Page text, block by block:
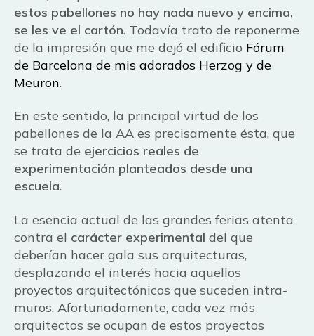
estos pabellones no hay nada nuevo y encima,
se les ve el cartón. Todavía trato de reponerme
de la impresión que me dejó el edificio Fórum
de Barcelona de mis adorados Herzog y de
Meuron.
En este sentido, la principal virtud de los
pabellones de la AA es precisamente ésta, que
se trata de ejercicios reales de
experimentación planteados desde una
escuela.
La esencia actual de las grandes ferias atenta
contra el carácter experimental del que
deberían hacer gala sus arquitecturas,
desplazando el interés hacia aquellos
proyectos arquitectónicos que suceden intra-
muros. Afortunadamente, cada vez más
arquitectos se ocupan de estos proyectos